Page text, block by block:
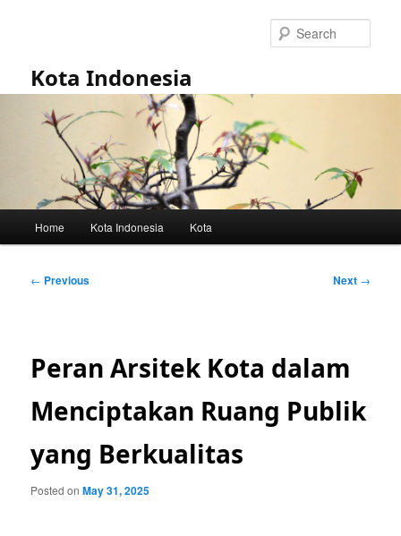
Kota Indonesia
Home Kota Indonesia Kota
Post
← Previous Next →
Peran Arsitek Kota dalam
Menciptakan Ruang Publik
yang Berkualitas
Posted onMay 31, 2025